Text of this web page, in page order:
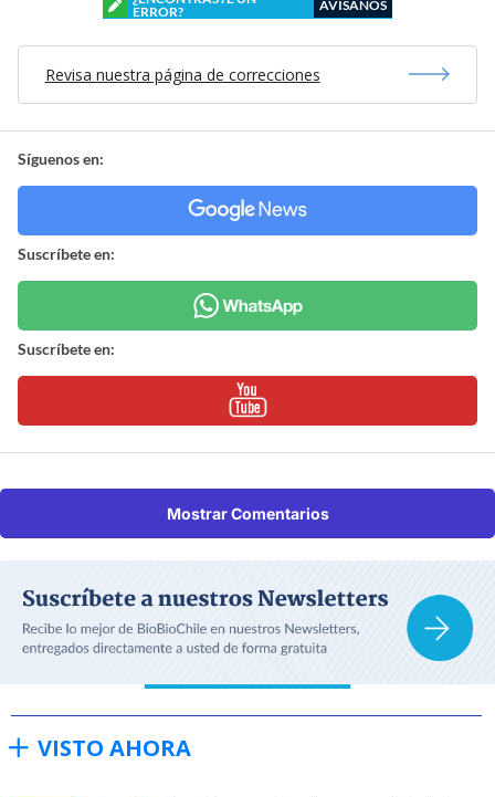
ERROR?
AVÍSANOS
Revisa nuestra página de correcciones
Síguenos en:
Suscríbete en:
Suscríbete en:
Mostrar Comentarios
VISTO AHORA